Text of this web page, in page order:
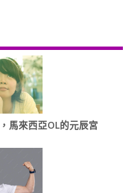
馬來西亞OL的元辰宮